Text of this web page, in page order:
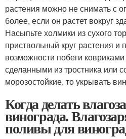
растения можно не снимать с
более, если он растет вокруг
Насыпьте холмики из сухого
приствольный круг растения и
возможности побеги
сделанными из тростника или
морозостойкие, то укрывать
Когда делать
винограда.
поливы для